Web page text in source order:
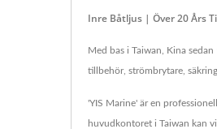
Inre Båtljus | Över 20 Års
Med bas i Taiwan, Kina
tillbehör, strömbrytare,
'YIS Marine' är en
huvudkontoret i Taiwan kan